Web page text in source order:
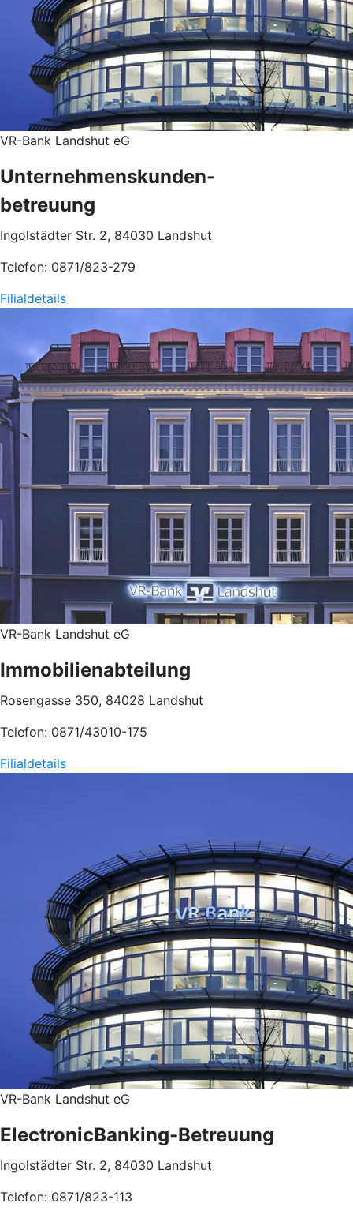
VR-Bank Landshut eG
Unternehmenskunden-
betreuung
Ingolstädter Str. 2, 84030 Landshut
Telefon: 0871/823-279
Filialdetails
VR-Bank Landshut eG
Immobilienabteilung
Rosengasse 350, 84028 Landshut
Telefon: 0871/43010-175
Filialdetails
VR-Bank Landshut eG
ElectronicBanking-Betreuung
Ingolstädter Str. 2, 84030 Landshut
Telefon: 0871/823-113